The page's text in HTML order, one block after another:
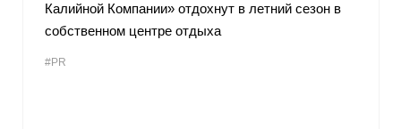
Калийной Компании» отдохнут в летний сезон в
собственном центре отдыха
#PR